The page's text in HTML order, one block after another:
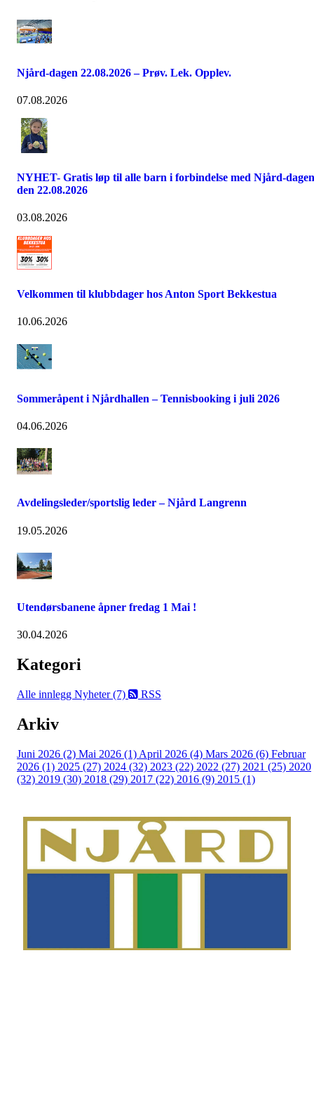
Njård-dagen 22.08.2026 – Prøv. Lek. Opplev.
07.08.2026
NYHET- Gratis løp til alle barn i forbindelse med Njård-dagen
den 22.08.2026
03.08.2026
Velkommen til klubbdager hos Anton Sport Bekkestua
10.06.2026
Sommeråpent i Njårdhallen – Tennisbooking i juli 2026
04.06.2026
Avdelingsleder/sportslig leder – Njård Langrenn
19.05.2026
Utendørsbanene åpner fredag 1 Mai !
30.04.2026
Kategori
Alle innlegg Nyheter (7) RSS
Arkiv
Juni 2026 (2) Mai 2026 (1) April 2026 (4) Mars 2026 (6) Februar
2026 (1) 2025 (27) 2024 (32) 2023 (22) 2022 (27) 2021 (25) 2020
(32) 2019 (30) 2018 (29) 2017 (22) 2016 (9) 2015 (1)